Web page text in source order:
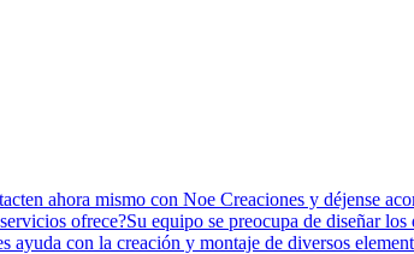
ahora mismo con Noe Creaciones y déjense
ofrece?Su equipo se preocupa de diseñar
con la creación y montaje de diversos